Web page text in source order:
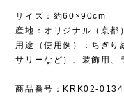
サイズ：約60×90cm
産地：オリジナル（京都）
用途（使用例）：ちぎり
サリーなど）、装飾用、
商品番号：KRK02-0134